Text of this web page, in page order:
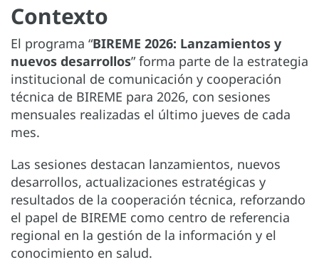
Contexto
El programa “BIREME 2026: Lanzamientos y
nuevos desarrollos” forma parte de la estrategia
institucional de comunicación y cooperación
técnica de BIREME para 2026, con sesiones
mensuales realizadas el último jueves de cada
mes.
Las sesiones destacan lanzamientos, nuevos
desarrollos, actualizaciones estratégicas y
resultados de la cooperación técnica, reforzando
el papel de BIREME como centro de referencia
regional en la gestión de la información y el
conocimiento en salud.